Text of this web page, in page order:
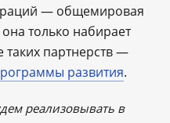
— общемировая
только набирает
партнерств ―
развития.
реализовывать в